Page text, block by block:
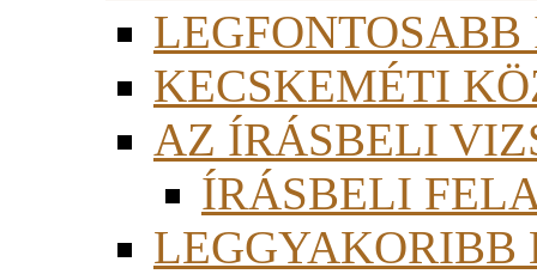
KECSKEMÉTI
AZ ÍRÁSBELI
ÍRÁSBELI
LEGGYAKORIBB